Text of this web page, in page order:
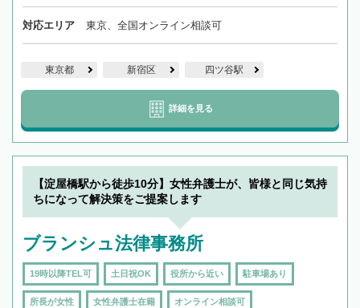
対応エリア 東京、全国オンライン相談可
東京都 新宿区 四ツ谷駅
詳細を見る
【淀屋橋駅から徒歩10分】女性弁護士が、皆様と同じ気持
ちになって解決策をご提案します
ブランシュ法律事務所
19時以降TEL可 土日祝OK 役所から近い 駐車場あり
所長が女性 女性弁護士在籍 オンライン相談可